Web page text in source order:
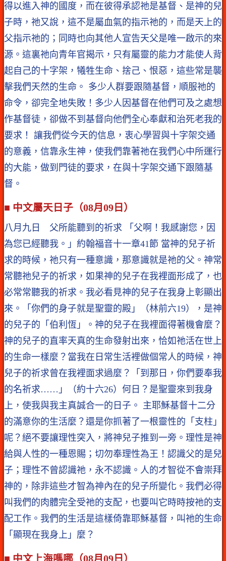
得以進入神的國度，而在彼得承認祂是基督、是神的兒
子時，祂又說，這不是屬血氣的指示祂的，而是天上的
父指示祂的；同時也向其他人宣告天父是唯一啟示的來
源。這裏祂向青年官揭示，只有屬靈的能力才能使人背
起自己的十字架，犧牲生命、捨己、恨惡，這些常是襲
擊我們天然的生命。 多少人群要跟隨基督，順服祂的
命令，卻完全地失敗！多少人因基督在他們可及之處想
作基督徒，卻做不到基督向他們全心奉獻和治死老我的
要求！ 讓我們從今天的信息，衷心學習與十字架交通
的意義，信靠永生神，使我們靠著祂在我們心中所運行
的大能，做到門徒的要求，在與十字架交通下跟隨基
督。
■ 中文屬天日子（08月09日）
八月九日 父所能聽到的祈求 「父啊！我感謝您，因
為您已經聽我。」約翰福音十一章41節 當神的兒子祈
求的時候，祂只有一種意識，那意識就是祂的父。神常
常聽祂兒子的祈求，如果神的兒子在我裡面形成了，也
必常常聽我的祈求。我必看見神的兒子在我身上彰顯出
來。「你們的身子就是聖靈的殿」（林前六19），是神
的兒子的「伯利恆」。神的兒子在我裡面得著機會麼？
神的兒子的直率天真的生命發射出來，恰如祂活在世上
的生命一樣麼？當我在日常生活裡做個常人的時候，神
兒子的祈求曾在我裡面求過麼？「到那日，你們要奉我
的名祈求……」（約十六26）何日？是聖靈來到我身
上，使我與我主真誠合一的日子。 主耶穌基督十二分
的滿意你的生活麼？還是你抓著了一根靈性的「支柱」
呢？絕不要讓理性突入，將神兒子推到一旁。理性是神
給與人性的一種恩賜；切勿奉理性為王！認識父的是兒
子；理性不曾認識祂，永不認識。人的才智從不會崇拜
神的，除非這些才智為神內在的兒子所變化。我們必得
叫我們的肉體完全受祂的支配，也要叫它時時按祂的支
配工作。我們的生活是這樣倚靠耶穌基督，叫祂的生命
「顯現在我身上」麼？
■ 中文上海嗎哪（08月09日）